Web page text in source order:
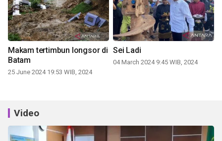
Makam tertimbun longsor di
Batam
25 June 2024 19:53 WIB, 2024
Sei Ladi
04 March 2024 9:45 WIB, 2024
Video